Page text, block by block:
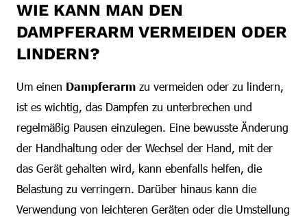
WIE KANN MAN DEN
DAMPFERARM VERMEIDEN ODER
LINDERN?
Um einen Dampferarm zu vermeiden oder zu lindern,
ist es wichtig, das Dampfen zu unterbrechen und
regelmäßig Pausen einzulegen. Eine bewusste Änderung
der Handhaltung oder der Wechsel der Hand, mit der
das Gerät gehalten wird, kann ebenfalls helfen, die
Belastung zu verringern. Darüber hinaus kann die
Verwendung von leichteren Geräten oder die Umstellung